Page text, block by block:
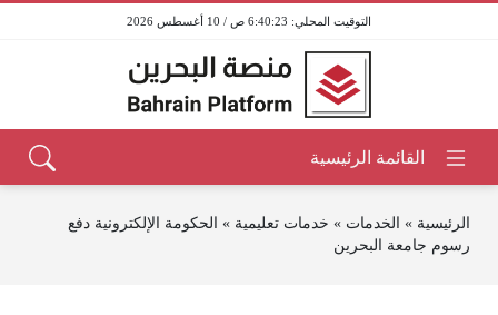
6:40:23 ص / 10 أغسطس 2026
الرئيسية » الخدمات » خدمات تعليمية » الحكومة الإلكترونية دفع
رسوم جامعة البحرين